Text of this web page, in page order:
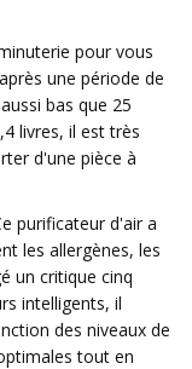
pour vous
une période de
bas que 25
livres, il est très
d'une pièce à
purificateur d'air a
les allergènes, les
un critique cinq
intelligents, il
des niveaux de
tout en